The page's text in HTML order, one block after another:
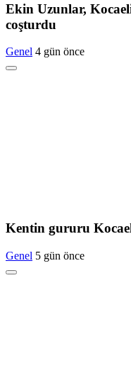
Ekin Uzunlar,
coşturdu
Genel 4 gün önce
Kentin gururu
Genel 5 gün önce